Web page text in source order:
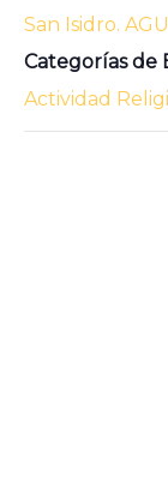
San Isidro.
Categorías de
Actividad